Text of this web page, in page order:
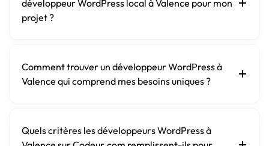
développeur WordPress local à Valence pour mon
projet ?
Comment trouver un développeur WordPress à
Valence qui comprend mes besoins uniques ?
Quels critères les développeurs WordPress à